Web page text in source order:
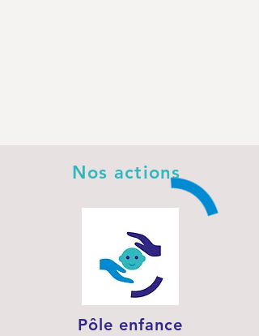
Nos actions
Pôle enfance